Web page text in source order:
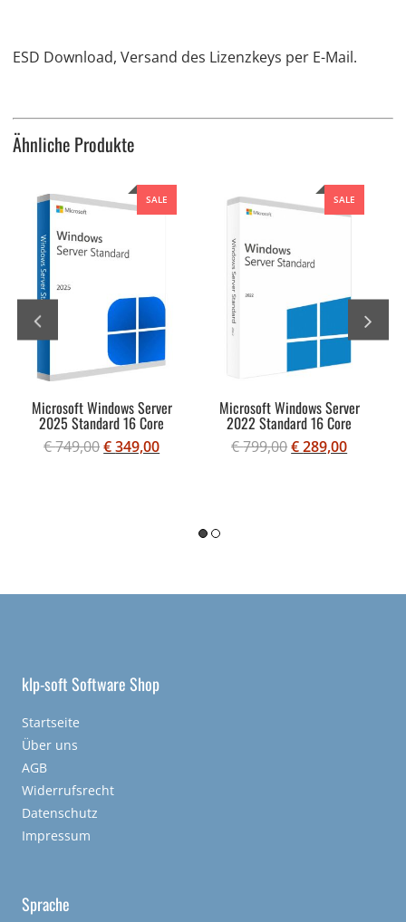
ESD Download, Versand des Lizenzkeys per E-Mail.
Ähnliche Produkte
SALE
Microsoft Windows Server
2025 Standard 16 Core
€749,00€349,00
SALE
Microsoft Windows Server
2022 Standard 16 Core
€799,00€289,00
klp-soft Software Shop
Startseite
Über uns
AGB
Widerrufsrecht
Datenschutz
Impressum
Sprache